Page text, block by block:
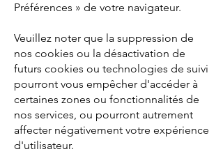
Préférences » de votre navigateur.
Veuillez noter que la suppression de
nos cookies ou la désactivation de
futurs cookies ou technologies de suivi
pourront vous empêcher d'accéder à
certaines zones ou fonctionnalités de
nos services, ou pourront autrement
affecter négativement votre expérience
d'utilisateur.